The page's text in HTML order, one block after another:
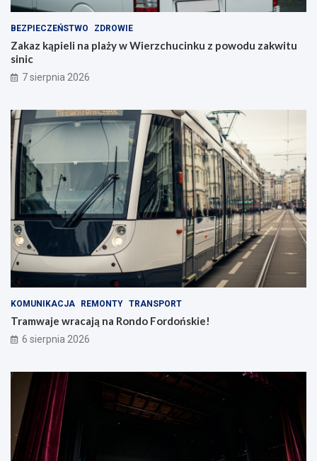
BEZPIECZEŃSTWO ZDROWIE
Zakaz kąpieli na plaży w Wierzchucinku z powodu zakwitu
sinic
7 sierpnia 2026
KOMUNIKACJA REMONTY TRANSPORT
Tramwaje wracają na Rondo Fordońskie!
6 sierpnia 2026